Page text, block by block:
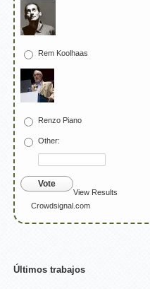
Rem Koolhaas
Renzo Piano
Other:
Vote
View Results
Crowdsignal.com
Últimos trabajos